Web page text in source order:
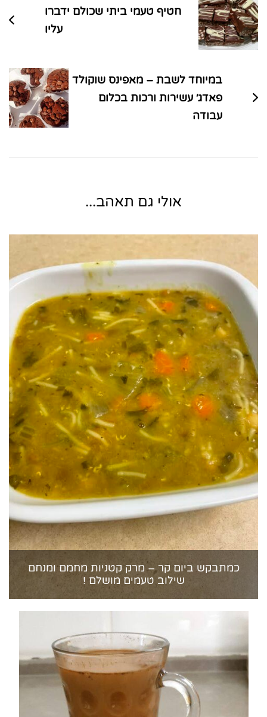
חטיף טעמי ביתי שכולם ידברו
עליו
במיוחד לשבת – מאפינס שוקולד
פאדג׳ עשירות ורכות בכלום
עבודה
אולי גם תאהב...
כמתבקש ביום קר – מרק קטניות מחמם ומנחם
שילוב טעמים מושלם !